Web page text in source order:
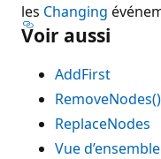
les Changing
Voir aussi
AddFirst
RemoveNodes()
ReplaceNodes
Vue